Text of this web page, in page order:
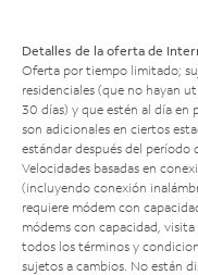
Detalles de la oferta de
Oferta por tiempo limitado;
residenciales (que no hayan
30 días) y que estén al día en
son adicionales en ciertos
estándar después del período
Velocidades basadas en
(incluyendo conexión
requiere módem con
módems con capacidad, visita
todos los términos y
sujetos a cambios. No están